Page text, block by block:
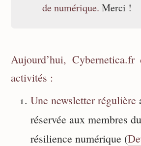
de numérique. Merci !
Aujourd’hui, Cybernetica.fr
activités :
Une newsletter régulière
réservée aux membres
résilience numérique (